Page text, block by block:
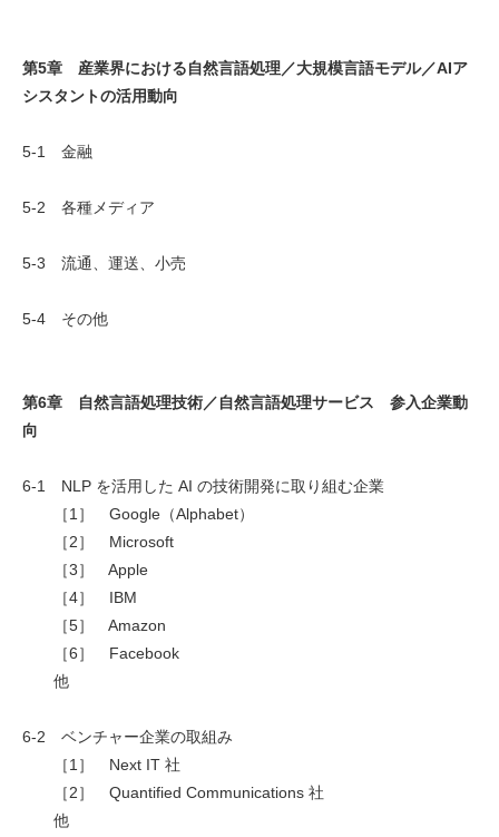
第5章 産業界における自然言語処理／大規模言語モデル／AIア
シスタントの活用動向
5-1 金融
5-2 各種メディア
5-3 流通、運送、小売
5-4 その他
第6章 自然言語処理技術／自然言語処理サービス 参入企業動
向
6-1 NLP を活用した AI の技術開発に取り組む企業
［1］ Google（Alphabet）
［2］ Microsoft
［3］ Apple
［4］ IBM
［5］ Amazon
［6］ Facebook
他
6-2 ベンチャー企業の取組み
［1］ Next IT 社
［2］ Quantified Communications 社
他